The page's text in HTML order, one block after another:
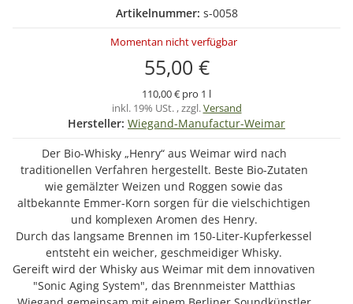
Artikelnummer: s-0058
Momentan nicht verfügbar
55,00 €
110,00 € pro 1 l
inkl. 19% USt. , zzgl.Versand
Hersteller: Wiegand-Manufactur-Weimar
Der Bio-Whisky „Henry“ aus Weimar wird nach
traditionellen Verfahren hergestellt. Beste Bio-Zutaten
wie gemälzter Weizen und Roggen sowie das
altbekannte Emmer-Korn sorgen für die vielschichtigen
und komplexen Aromen des Henry.
Durch das langsame Brennen im 150-Liter-Kupferkessel
entsteht ein weicher, geschmeidiger Whisky.
Gereift wird der Whisky aus Weimar mit dem innovativen
"Sonic Aging System", das Brennmeister Matthias